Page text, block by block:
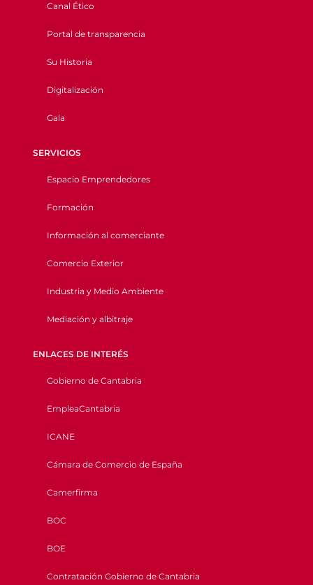
Canal Ético
Portal de transparencia
Su Historia
Digitalización
Gala
SERVICIOS
Espacio Emprendedores
Formación
Información al comerciante
Comercio Exterior
Industria y Medio Ambiente
Mediación y albitraje
ENLACES DE INTERÉS
Gobierno de Cantabria
EmpleaCantabria
ICANE
Cámara de Comercio de España
Camerfirma
BOC
BOE
Contratación Gobierno de Cantabria